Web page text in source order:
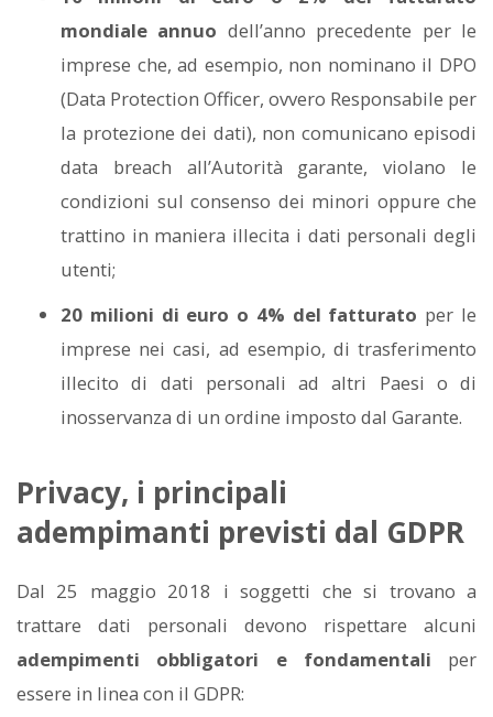
mondiale annuo dell’anno precedente per le
imprese che, ad esempio, non nominano il DPO
(Data Protection Officer, ovvero Responsabile per
la protezione dei dati), non comunicano episodi
data breach all’Autorità garante, violano le
condizioni sul consenso dei minori oppure che
trattino in maniera illecita i dati personali degli
utenti;
20 milioni di euro o 4% del fatturato per le
imprese nei casi, ad esempio, di trasferimento
illecito di dati personali ad altri Paesi o di
inosservanza di un ordine imposto dal Garante.
Privacy, i principali
adempimanti previsti dal GDPR
Dal 25 maggio 2018 i soggetti che si trovano a
trattare dati personali devono rispettare alcuni
adempimenti obbligatori e fondamentali per
essere in linea con il GDPR: